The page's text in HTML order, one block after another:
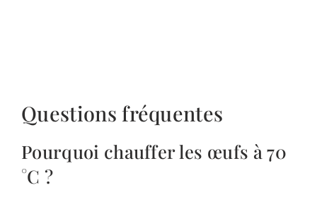
Questions fréquentes
Pourquoi chauffer les œufs à 70
°C ?